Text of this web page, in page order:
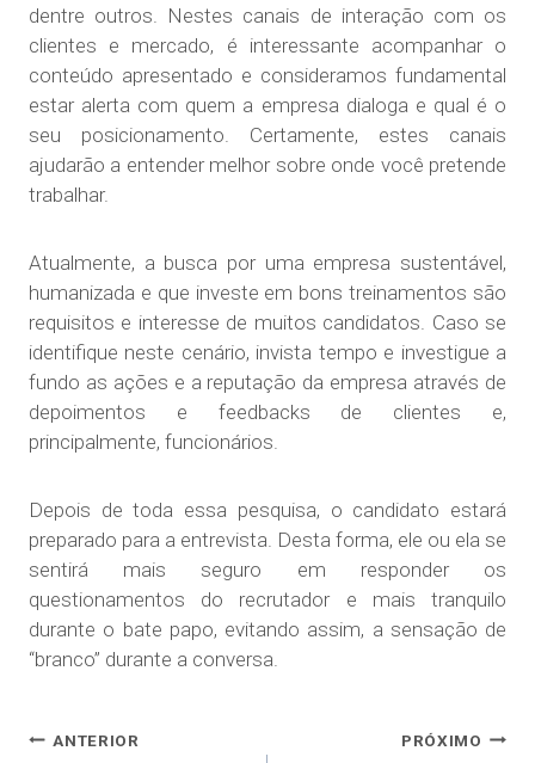
dentre outros. Nestes canais de interação com os
clientes e mercado, é interessante acompanhar o
conteúdo apresentado e consideramos fundamental
estar alerta com quem a empresa dialoga e qual é o
seu posicionamento. Certamente, estes canais
ajudarão a entender melhor sobre onde você pretende
trabalhar.
Atualmente, a busca por uma empresa sustentável,
humanizada e que investe em bons treinamentos são
requisitos e interesse de muitos candidatos. Caso se
identifique neste cenário, invista tempo e investigue a
fundo as ações e a reputação da empresa através de
depoimentos e feedbacks de clientes e,
principalmente, funcionários.
Depois de toda essa pesquisa, o candidato estará
preparado para a entrevista. Desta forma, ele ou ela se
sentirá mais seguro em responder os
questionamentos do recrutador e mais tranquilo
durante o bate papo, evitando assim, a sensação de
“branco” durante a conversa.
ANTERIOR PRÓXIMO